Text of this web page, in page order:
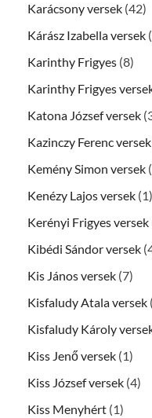
Karácsony versek (42)
Kárász Izabella versek
Karinthy Frigyes (8)
Karinthy Frigyes
Katona József versek
Kazinczy Ferenc versek
Kemény Simon versek
Kenézy Lajos versek (1)
Kerényi Frigyes versek
Kibédi Sándor versek
Kis János versek (7)
Kisfaludy Atala versek
Kisfaludy Károly
Kiss Jenő versek (1)
Kiss József versek (4)
Kiss Menyhért (1)